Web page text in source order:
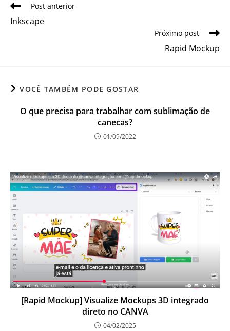
Leia
mais
artigos
Post anterior
Inkscape
Próximo post
Rapid Mockup
VOCÊ TAMBÉM PODE GOSTAR
O que precisa para trabalhar com sublimação de
canecas?
01/09/2022
[Rapid Mockup] Visualize Mockups 3D integrado
direto no CANVA
04/02/2025